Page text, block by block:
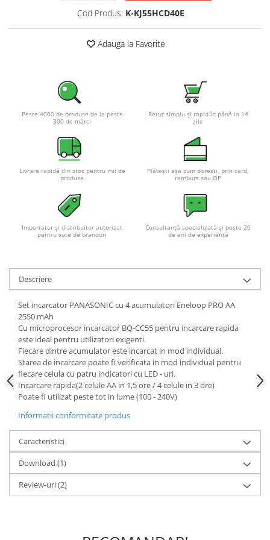
Pachete complete stocare energie
Sisteme de Stocare Comerciale
Sisteme fotovoltaice complete
Sisteme fotovoltaice profesionale
Pachete sisteme fotovoltaice
Statii de incarcare
Cabluri de incarcare vehicule
Prize de incarcare vehicule
Accesorii
Acumulatori VRLA AGM/GEL /
Tractiune / LiFePo4
Baterii si acumulatori gel si VRLA
6-12 V
Baterii si acumulatori AGM VRLA
de 6-12 V
Acumulatori Moto, ATV
GEL
AGM
Li-Ion
SLA AGM (Sealed Lead Acid)
Deep Cycle - Tractiune/Semi-
Tractiune
Marine & Caravan
APC
Cod Produs: K-KJ55HCD40E
Adauga la Favorite
Peste 4000 de produse de la peste
300 de mărci
Retur simplu și rapid în până la 14
zile
Livrare rapidă din stoc pentru mii de
produse
Plătești așa cum dorești, prin card,
ramburs sau OP
Importator și distribuitor autorizat
pentru sute de branduri
Consultanță specializată și peste 20
de ani de experiență
Descriere
Set incarcator PANASONIC cu 4 acumulatori Eneloop PRO AA
2550 mAh
Cu microprocesor incarcator BQ-CC55 pentru incarcare rapida
este ideal pentru utilizatori exigenti.
Fiecare dintre acumulator este incarcat in mod individual.
Starea de incarcare poate fi verificata in mod individual pentru
fiecare celula cu patru indicatori cu LED - uri.
Incarcare rapida(2 celule AA in 1,5 ore / 4 celule in 3 ore)
Poate fi utilizat peste tot in lume (100 - 240V)
Informatii conformitate produs
Caracteristici
Download (1)
Review-uri(2)